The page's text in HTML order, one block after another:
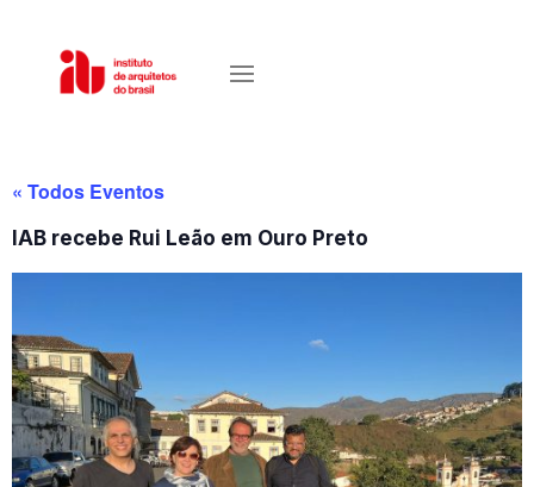
« Todos Eventos
IAB recebe Rui Leão em Ouro Preto